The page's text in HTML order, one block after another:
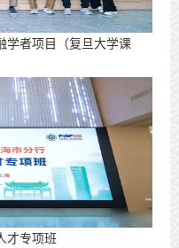
学者项目（复旦大学课
才专项班